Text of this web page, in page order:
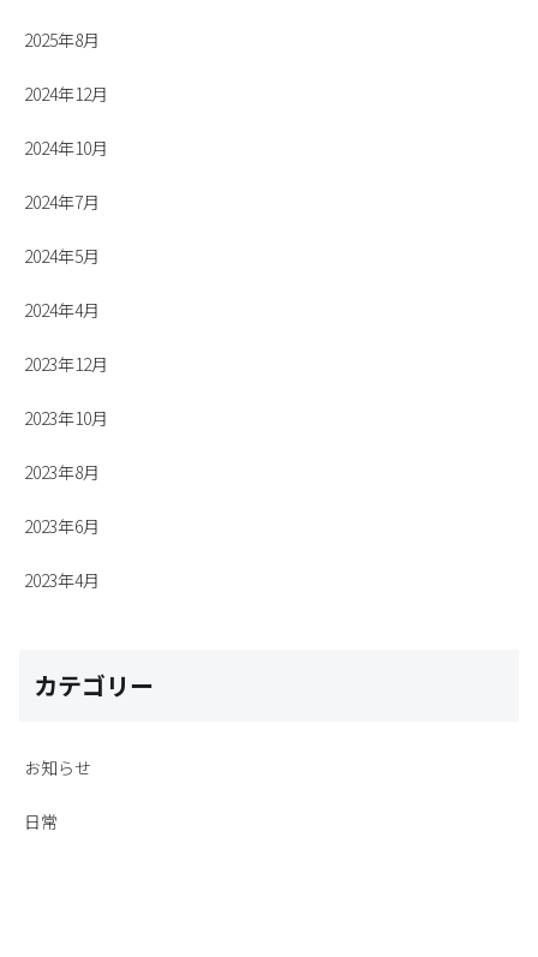
2025年8月
2024年12月
2024年10月
2024年7月
2024年5月
2024年4月
2023年12月
2023年10月
2023年8月
2023年6月
2023年4月
カテゴリー
お知らせ
日常